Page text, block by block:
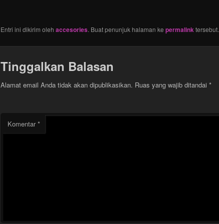
Entri ini dikirim oleh accesories. Buat penunjuk halaman ke permalinktersebut.
Tinggalkan Balasan
Alamat email Anda tidak akan dipublikasikan. Ruas yang wajib ditandai *
Komentar*